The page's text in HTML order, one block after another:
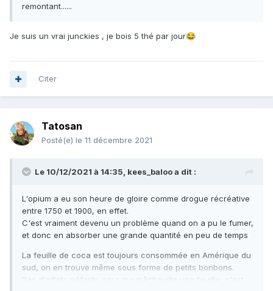
remontant......
Je suis un vrai junckies , je bois 5 thé par jour😂
Citer
Tatosan
Posté(e) le 11 décembre 2021
Le 10/12/2021 à 14:35, kees_balooa dit :
L'opium a eu son heure de gloire comme drogue récréative
entre 1750 et 1900, en effet.
C'est vraiment devenu un problème quand on a pu le fumer,
et donc en absorber une grande quantité en peu de temps
La feuille de coca est toujours consommée en Amérique du
sud, on en trouve même sous forme de petits bonbons.
Pas d'effets néfaste pour qui mâchouille une feuille, c'est